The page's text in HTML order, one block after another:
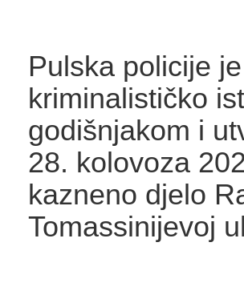
Pulska policije
kriminalističko
godišnjakom i
28. kolovoza
kazneno djelo
Tomassinijevoj